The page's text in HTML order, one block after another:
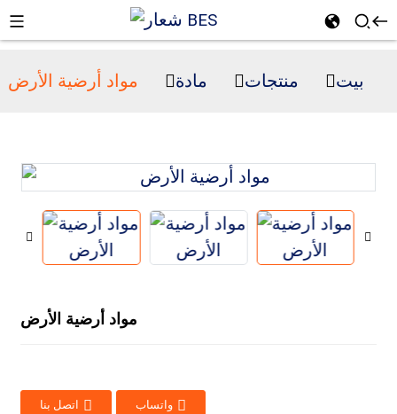
بيت منتجات مادة مواد أرضية الأرض
مواد أرضية الأرض
اتصل بنا واتساب